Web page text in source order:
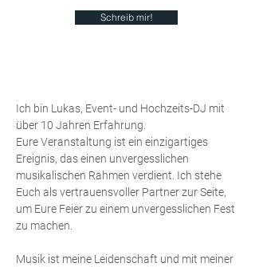
Schreib mir!
Ich bin Lukas, Event- und Hochzeits-DJ mit
über 10 Jahren Erfahrung.
Eure Veranstaltung ist ein einzigartiges
Ereignis, das einen unvergesslichen
musikalischen Rahmen verdient. Ich stehe
Euch als vertrauensvoller Partner zur Seite,
um Eure Feier zu einem unvergesslichen Fest
zu machen.
Musik ist meine Leidenschaft und mit meiner